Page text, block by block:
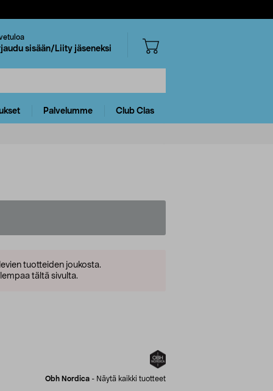
sisään/Liity jäseneksi
Palvelumme Club Clas
tuotteiden joukosta.
tältä sivulta.
Obh Nordica - Näytä kaikki tuotteet